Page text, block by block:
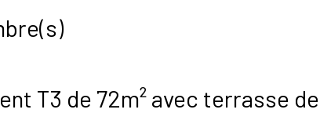
T3 de 72m² avec terrasse de